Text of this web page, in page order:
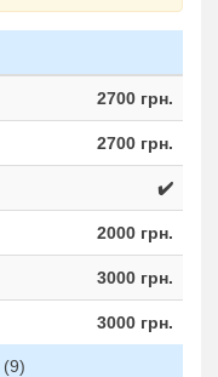
2700 грн.
2700 грн.
✔️
2000 грн.
3000 грн.
3000 грн.
(9)